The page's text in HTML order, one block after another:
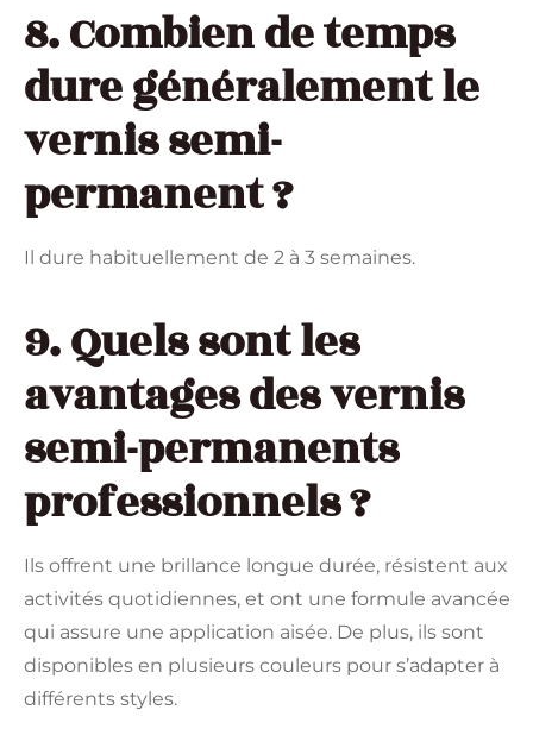
8. Combien de temps
dure généralement le
vernis semi-
permanent ?
Il dure habituellement de 2 à 3 semaines.
9. Quels sont les
avantages des vernis
semi-permanents
professionnels ?
Ils offrent une brillance longue durée, résistent aux
activités quotidiennes, et ont une formule avancée
qui assure une application aisée. De plus, ils sont
disponibles en plusieurs couleurs pour s’adapter à
différents styles.